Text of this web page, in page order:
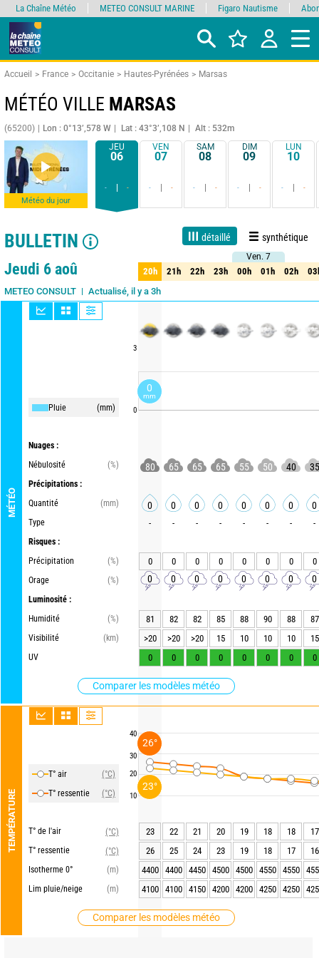
Accueil France Occitanie Hautes-Pyrénées Marsas
MÉTÉO VILLE MARSAS
(65200) Lon : 0°13’,578 W Lat : 43°3’,108 N Alt : 532m
Météo du jour
JEU
06
- -
VEN
07
- -
SAM
08
- -
DIM
09
- -
LUN
10
- -
BULLETIN détaillé synthétique
Live 1 jour 3 jours 15 jours Fiabilité 70%
Jeudi 6 aoû
METEO CONSULT Actualisé, il y a 3h
MÉTÉO
Pluie (mm)
Nuages :
Nébulosité
(%)
Précipitations :
Quantité
(mm)
Type
Risques :
Précipitation
(%)
Orage
(%)
Luminosité :
Humidité
(%)
Visibilité
(km)
UV
Comparer les modèles météo
TEMPÉRATURE
T° air
(°C)
T° ressentie
(°C)
T° de l'air
(°C)
T° ressentie
(°C)
Isotherme 0°
(m)
Lim pluie/neige
(m)
Comparer les modèles météo
3
0
40
30
20
10
Ven. 7
20h 21h 22h 23h 00h 01h 02h
Ven. 7
20h 21h 22h 23h 00h 01h 02h
80 65 65 65 55 50 40 35
0 0 0 0 0 0 0 0
- - - - - - - -
0 0 0 0 0 0 0 0
0 0 0 0 0 0 0 0
81 82 82 85 88 90 88
87
>20
>20 >20 15 10 10 10
15
0
0 0 0 0 0 0 0
23 22 21 20 19 18 18
17
26
25 24 23 19 18 17
16
4400
4400 4450 4500 4500 4550 4550
4100
4100 4150 4200 4200 4250 4250
La Chaîne Météo METEO CONSULT MARINE Figaro Nautisme
0
mm
23°
26°